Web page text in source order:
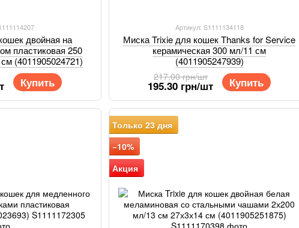
двойная на
пластиковая 250
(4011905024721)
Купить
Артикул: S1111134118
Миска Trixie для кошек Thanks for Service
керамическая 300 мл/11 см
(4011905247939)
217.00 грн/шт
195.30 грн/шт Купить
Только 23 дня
−10%
Акция